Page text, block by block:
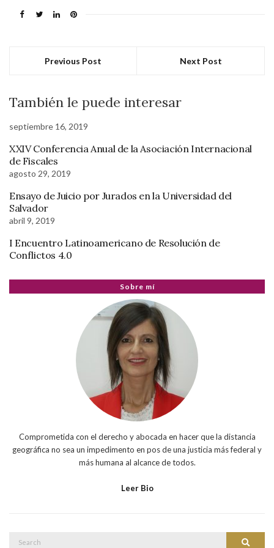
Previous Post Next Post
También le puede interesar
septiembre 16, 2019
XXIV Conferencia Anual de la Asociación Internacional
de Fiscales
agosto 29, 2019
Ensayo de Juicio por Jurados en la Universidad del
Salvador
abril 9, 2019
I Encuentro Latinoamericano de Resolución de
Conflictos 4.0
Sobre mí
Comprometida con el derecho y abocada en hacer que la distancia
geográfica no sea un impedimento en pos de una justicia más federal y
más humana al alcance de todos.
Leer Bio
Search
Search